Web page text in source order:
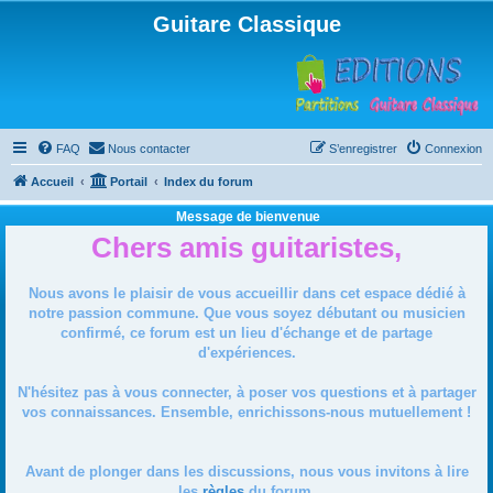
Guitare Classique
FAQ Nous contacter Connexion
S’enregistrer
Accueil Portail Index du forum
Message de bienvenue
Chers amis guitaristes,
Nous avons le plaisir de vous accueillir dans cet espace dédié à
notre passion commune. Que vous soyez débutant ou musicien
confirmé, ce forum est un lieu d'échange et de partage
d'expériences.
N'hésitez pas à vous connecter, à poser vos questions et à partager
vos connaissances. Ensemble, enrichissons-nous mutuellement !
Avant de plonger dans les discussions, nous vous invitons à lire